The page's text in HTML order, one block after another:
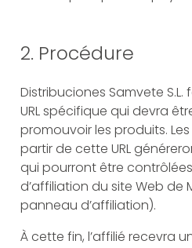
Tous les
2. Procédure
Distribuciones Samvete S.L.
URL spécifique qui devra
promouvoir les produits.
partir de cette URL
qui pourront être
d’affiliation du site Web de
panneau d’affiliation).
À cette fin, l’affilié recevra